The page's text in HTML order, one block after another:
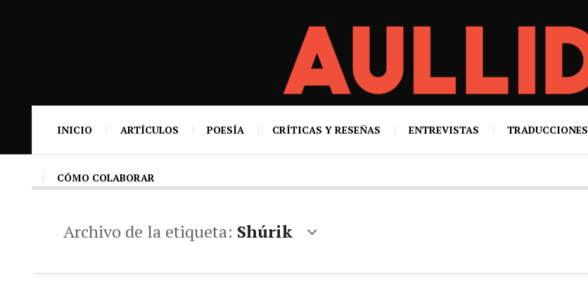
INICIO ARTÍCULOS POESÍA CRÍTICAS Y RESEÑAS ENTREVISTAS TRADUCCIONES
CÓMO COLABORAR
Archivo de la etiqueta: Shúrik